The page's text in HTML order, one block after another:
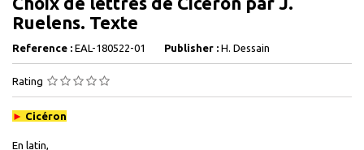
Ruelens. Texte
Reference : EAL-180522-01 Publisher : H. Dessain
Rating
► Cicéron
En latin,